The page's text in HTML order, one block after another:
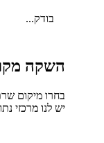
בודק...
השקה
בחרו מיקום
יש לנו מרכזי